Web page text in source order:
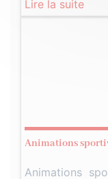
Lire la suite
Animations
Animations